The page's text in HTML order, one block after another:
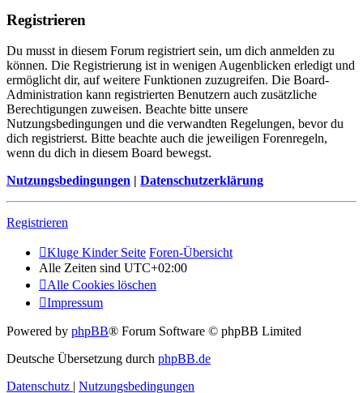
Registrieren
Du musst in diesem Forum registriert sein, um dich anmelden zu
können. Die Registrierung ist in wenigen Augenblicken erledigt und
ermöglicht dir, auf weitere Funktionen zuzugreifen. Die Board-
Administration kann registrierten Benutzern auch zusätzliche
Berechtigungen zuweisen. Beachte bitte unsere
Nutzungsbedingungen und die verwandten Regelungen, bevor du
dich registrierst. Bitte beachte auch die jeweiligen Forenregeln,
wenn du dich in diesem Board bewegst.
Nutzungsbedingungen | Datenschutzerklärung
Registrieren
Kluge Kinder Seite Foren-Übersicht
Alle Zeiten sind UTC+02:00
Alle Cookies löschen
Impressum
Powered by phpBB® Forum Software © phpBB Limited
Deutsche Übersetzung durch phpBB.de
Datenschutz | Nutzungsbedingungen